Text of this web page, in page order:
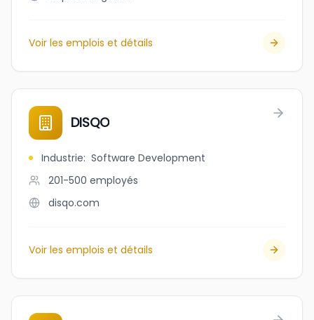
Voir les emplois et détails
DISQO
Industrie: Software Development
201-500 employés
disqo.com
Voir les emplois et détails